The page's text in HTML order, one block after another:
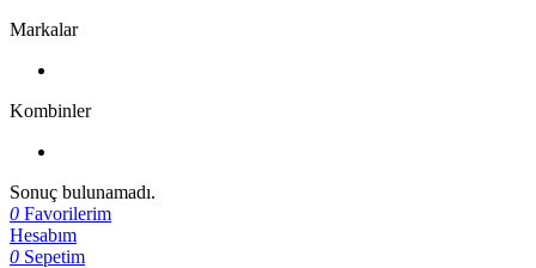
Markalar
Kombinler
Sonuç bulunamadı.
0 Favorilerim
Hesabım
0 Sepetim